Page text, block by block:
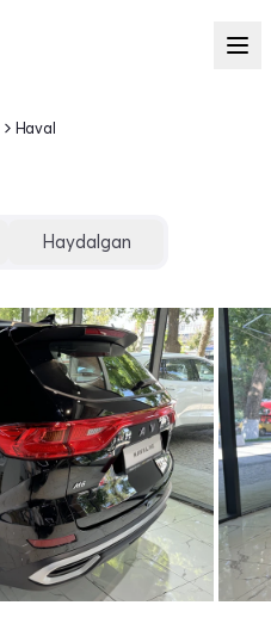
Haval
Haydalgan